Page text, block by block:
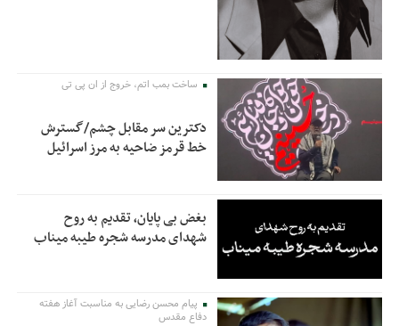
ساخت بمب اتم، خروج از ان پی تی
دکترین سر مقابل چشم/گسترش
خط قرمز ضاحیه به مرز اسرائیل
بغض بی پایان، تقدیم به روح
شهدای مدرسه شجره طیبه میناب
پیام محسن رضایی به مناسبت آغاز هفته
دفاع مقدس